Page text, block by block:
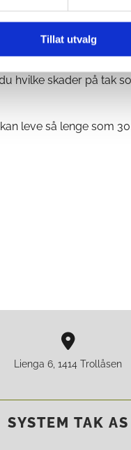
Tillat utvalg
hvor mye vann som
til vannet sniker
komme inn? Notér
hvilke skader på tak
leve så lenge som

Lienga 6, 1414 Trollåsen
SYSTEM TAK AS